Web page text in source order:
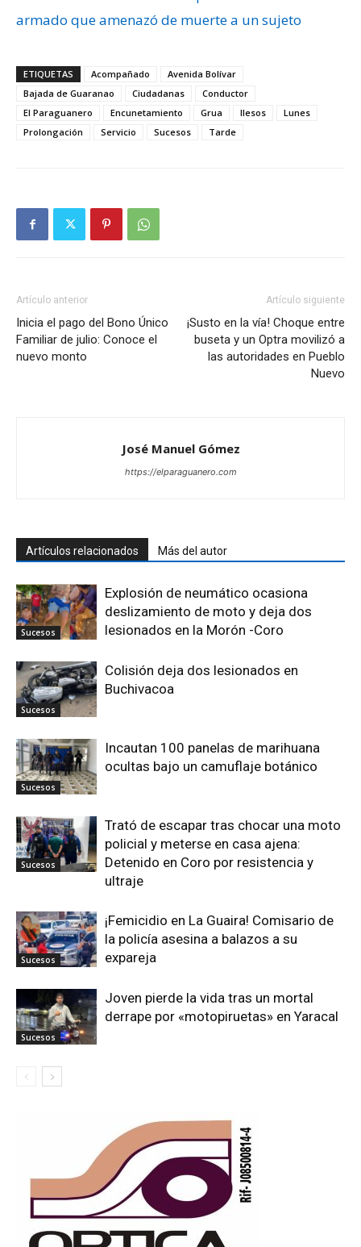
armado que amenazó de muerte a un sujeto
ETIQUETAS Acompañado
Avenida Bolívar
Bajada de Guaranao
Ciudadanas
Conductor
El Paraguanero
Encunetamiento Grua Ilesos
Lunes
Prolongación
Servicio Sucesos Tarde
Artículo anterior
Inicia el pago del Bono Único
Familiar de julio: Conoce el
nuevo monto
Artículo siguiente
¡Susto en la vía! Choque entre
buseta y un Optra movilizó a
las autoridades en Pueblo
Nuevo
José Manuel Gómez
https://elparaguanero.com
Artículos relacionados Más del autor
Sucesos
Explosión de neumático ocasiona
deslizamiento de moto y deja dos
lesionados en la Morón -Coro
Sucesos
Colisión deja dos lesionados en
Buchivacoa
Sucesos
Incautan 100 panelas de marihuana
ocultas bajo un camuflaje botánico
Sucesos
Trató de escapar tras chocar una moto
policial y meterse en casa ajena:
Detenido en Coro por resistencia y
ultraje
Sucesos
¡Femicidio en La Guaira! Comisario de
la policía asesina a balazos a su
expareja
Sucesos
Joven pierde la vida tras un mortal
derrape por «motopiruetas» en Yaracal